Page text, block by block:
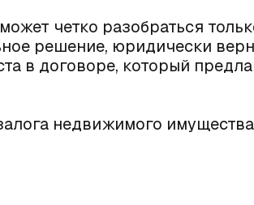
четко разобраться
решение, юридически
в договоре, который
недвижимого